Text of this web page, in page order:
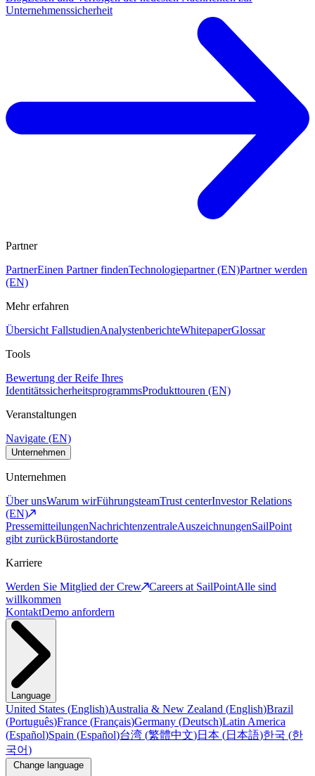
Unternehmenssicherheit
Partner
PartnerEinen Partner findenTechnologiepartner (EN)Partner werden
(EN)
Mehr erfahren
Übersicht FallstudienAnalystenberichteWhitepaperGlossar
Tools
Bewertung der Reife Ihres
IdentitätssicherheitsprogrammsProdukttouren (EN)
Veranstaltungen
Navigate (EN)
Unternehmen
Unternehmen
Über unsWarum wirFührungsteamTrust centerInvestor Relations
(EN)
PressemitteilungenNachrichtenzentraleAuszeichnungenSailPoint
gibt zurückBürostandorte
Karriere
Werden Sie Mitglied der Crew
Careers at SailPointAlle sind
willkommen
KontaktDemo anfordern
Language
United States (English)Australia & New Zealand (English)Brazil
(Português)France (Français)Germany (Deutsch)Latin America
(Español)Spain (Español)台湾 (繁體中文)日本 (日本語)한국 (한
국어)
Change language